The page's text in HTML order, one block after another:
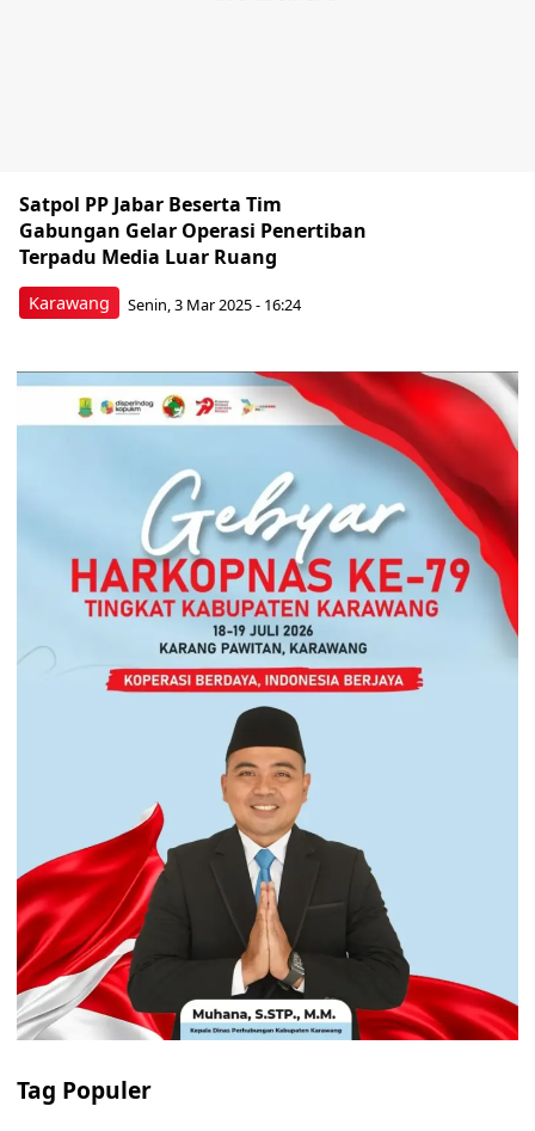
Karawang
Satpol PP Jabar Beserta Tim
Gabungan Gelar Operasi Penertiban
Terpadu Media Luar Ruang
Senin, 3 Mar 2025 - 16:24
Tag Populer